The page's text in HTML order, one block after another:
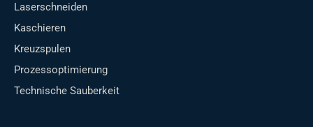
Laserschneiden
Kaschieren
Kreuzspulen
Prozessoptimierung
Technische Sauberkeit